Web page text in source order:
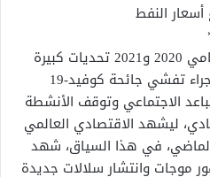
النفط
واجه الاقتصاد العراقي خلال عامي 2020 و2021 تحديات كبيرة
ارتبطت بانخفاض أسعار النفط جراء تفشي جائحة كوفيد-19
الاجتماعي وتوقف الأنشطة
ليشهد الاقتصادي العالمي
الماضي، في هذا السياق، شهد
من عام 2020 ظهور موجات وانتشار سلالات جديدة